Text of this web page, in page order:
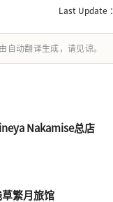
Last Update ：
自动翻译生成，请见谅。
Nakamise总店
繁月旅馆